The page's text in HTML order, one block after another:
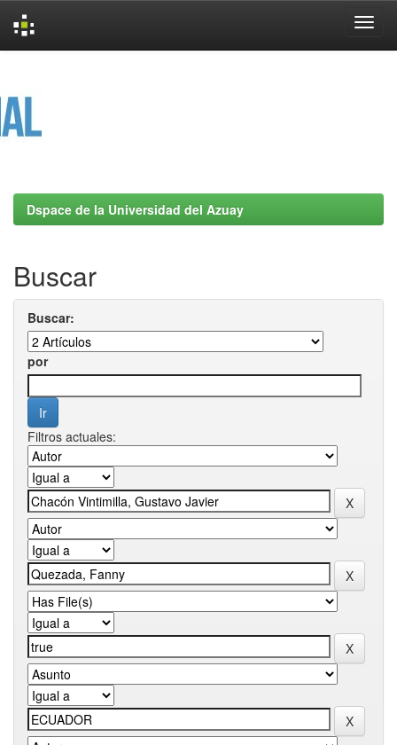
Dspace de la Universidad del Azuay
Buscar
Buscar:
por
Filtros actuales: